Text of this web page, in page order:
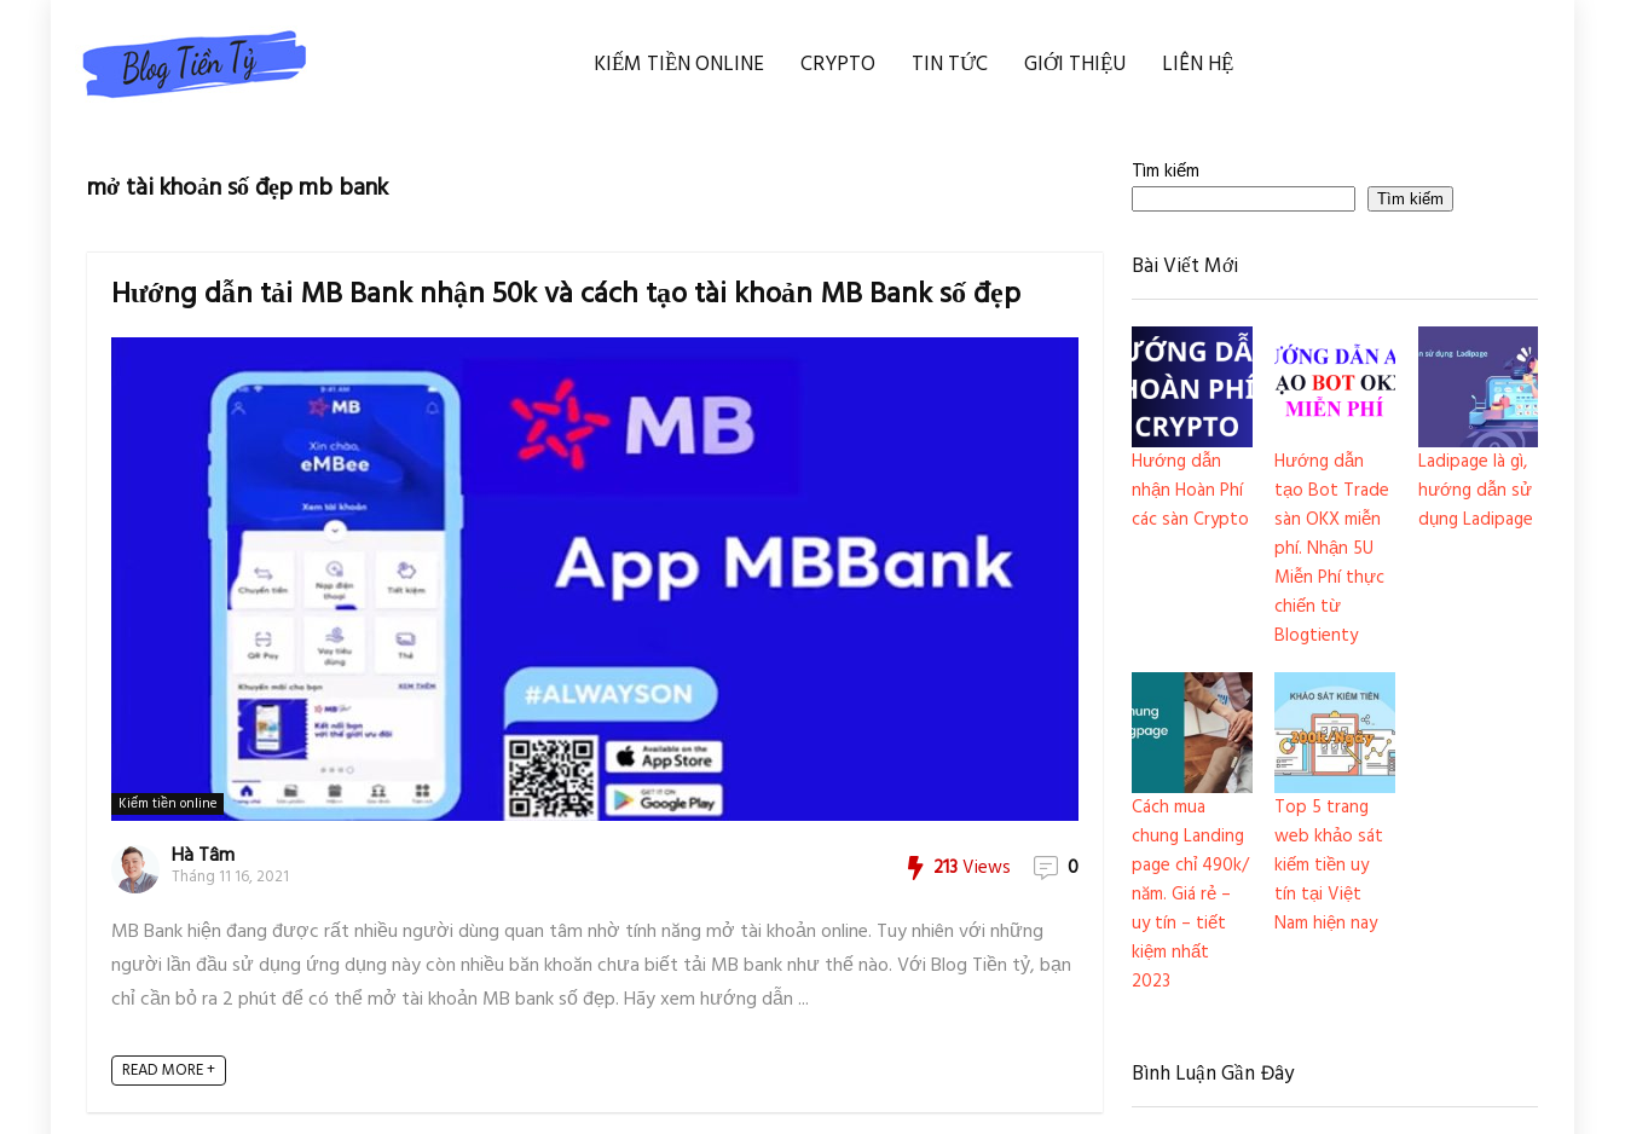
KIẾM TIỀN ONLINE CRYPTO TIN TỨC GIỚI THIỆU LIÊN HỆ
mở tài khoản số đẹp mb bank
Hướng dẫn tải MB Bank nhận 50k và cách tạo tài khoản MB Bank số đẹp
Kiếm tiền online
Hà Tâm
Tháng 11 16, 2021 213Views 0
MB Bank hiện đang được rất nhiều người dùng quan tâm nhờ tính năng mở tài khoản online. Tuy nhiên với những
người lần đầu sử dụng ứng dụng này còn nhiều băn khoăn chưa biết tải MB bank như thế nào. Với Blog Tiền tỷ, bạn
chỉ cần bỏ ra 2 phút để có thể mở tài khoản MB bank số đẹp. Hãy xem hướng dẫn ...
READ MORE +
Tìm kiếm
Tìm kiếm
Bài Viết Mới
Hướng dẫn
nhận Hoàn Phí
các sàn Crypto
Hướng dẫn
tạo Bot Trade
sàn OKX miễn
phí. Nhận 5U
Miễn Phí thực
chiến từ
Blogtienty
Ladipage là gì,
hướng dẫn sử
dụng Ladipage
Cách mua
chung Landing
page chỉ 490k/
năm. Giá rẻ –
uy tín – tiết
kiệm nhất
2023
Top 5 trang
web khảo sát
kiếm tiền uy
tín tại Việt
Nam hiện nay
Bình Luận Gần Đây